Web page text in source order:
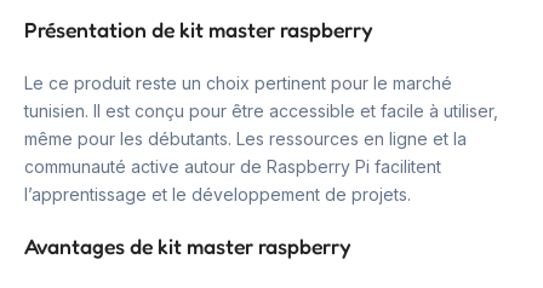
Présentation de kit master raspberry
Le ce produit reste un choix pertinent pour le marché
tunisien. Il est conçu pour être accessible et facile à utiliser,
même pour les débutants. Les ressources en ligne et la
communauté active autour de Raspberry Pi facilitent
l’apprentissage et le développement de projets.
Avantages de kit master raspberry